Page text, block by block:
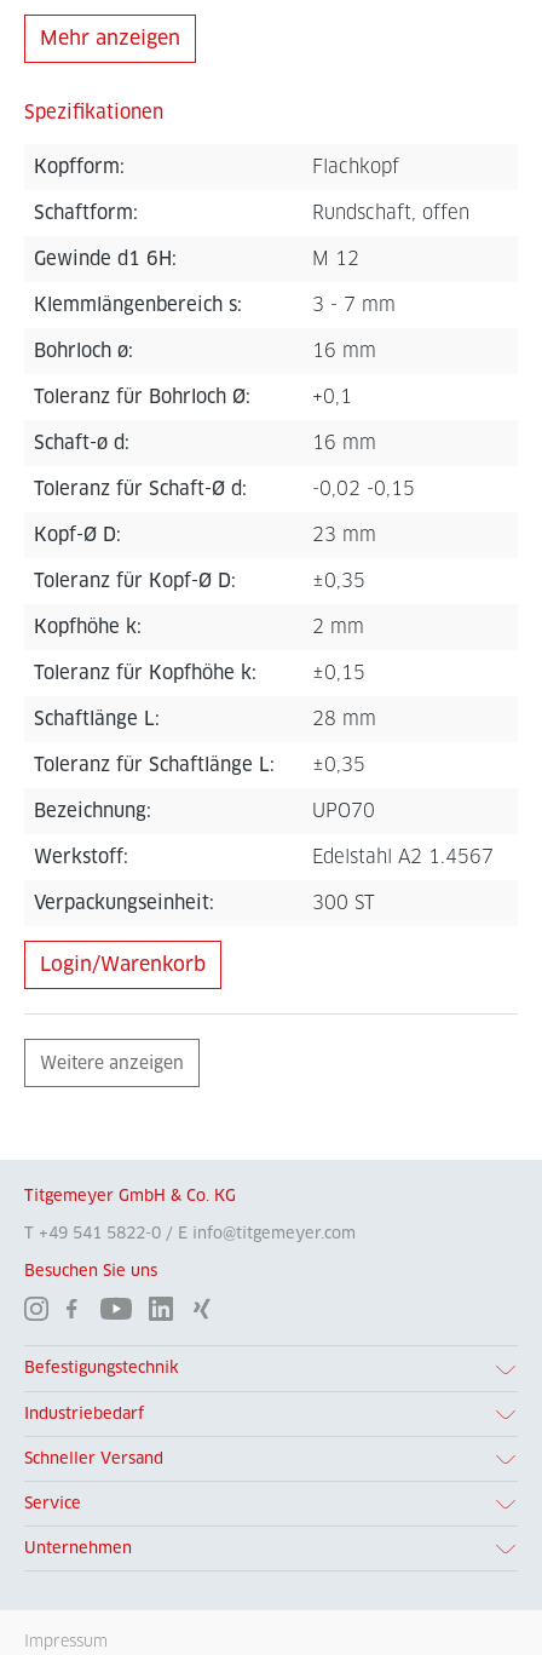
Mehr anzeigen
Spezifikationen
Kopfform: Flachkopf
Schaftform: Rundschaft, offen
Gewinde d1 6H: M 12
Klemmlängenbereich s: 3 - 7 mm
Bohrloch ø: 16 mm
Toleranz für Bohrloch Ø: +0,1
Schaft-ø d: 16 mm
Toleranz für Schaft-Ø d: -0,02 -0,15
Kopf-Ø D: 23 mm
Toleranz für Kopf-Ø D: ±0,35
Kopfhöhe k: 2 mm
Toleranz für Kopfhöhe k: ±0,15
Schaftlänge L: 28 mm
Toleranz für Schaftlänge L: ±0,35
Bezeichnung: UPO70
Werkstoff: Edelstahl A2 1.4567
Verpackungseinheit: 300 ST
Login/Warenkorb
Weitere anzeigen
Titgemeyer GmbH & Co. KG
T +49 541 5822-0 / E info@titgemeyer.com
Besuchen Sie uns
Befestigungstechnik
Industriebedarf
Schneller Versand
Service
Unternehmen
Impressum